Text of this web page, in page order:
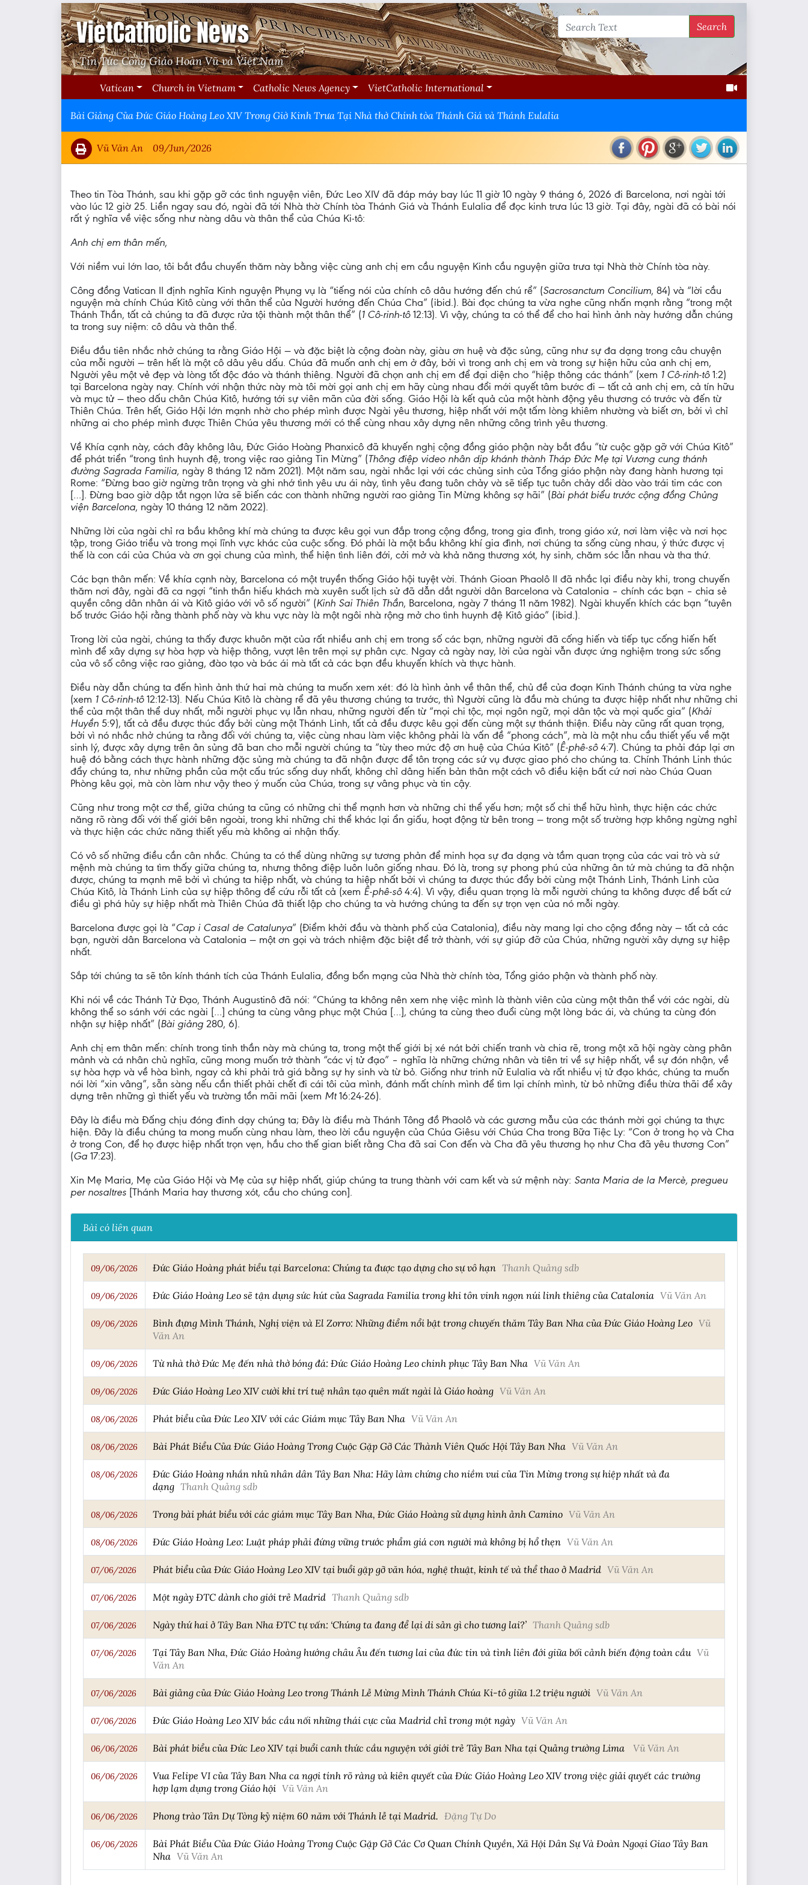
VietCatholic News
Tin Tức Công Giáo Hoàn Vũ và Việt Nam
Search
Vatican Church in Vietnam Catholic News Agency VietCatholic International
Bài Giảng Của Đức Giáo Hoàng Leo XIV Trong Giờ Kinh Trưa Tại Nhà thờ Chính tòa Thánh Giá và Thánh Eulalia
Vũ Văn An 09/Jun/2026
Theo tin Tòa Thánh, sau khi gặp gỡ các tình nguyện viên, Đức Leo XIV đã đáp máy bay lúc 11 giờ 10 ngày 9 tháng 6, 2026 đi Barcelona, nơi ngài tới
vào lúc 12 giờ 25. Liền ngay sau đó, ngài đã tới Nhà thờ Chính tòa Thánh Giá và Thánh Eulalia để đọc kinh trưa lúc 13 giờ. Tại đây, ngài đã có bài nói
rất ý nghĩa về việc sống như nàng dâu và thân thể của Chúa Ki-tô:
Anh chị em thân mến,
Với niềm vui lớn lao, tôi bắt đầu chuyến thăm này bằng việc cùng anh chị em cầu nguyện Kinh cầu nguyện giữa trưa tại Nhà thờ Chính tòa này.
Công đồng Vatican II định nghĩa Kinh nguyện Phụng vụ là “tiếng nói của chính cô dâu hướng đến chú rể” (Sacrosanctum Concilium, 84) và “lời cầu
nguyện mà chính Chúa Kitô cùng với thân thể của Người hướng đến Chúa Cha” (ibid.). Bài đọc chúng ta vừa nghe cũng nhấn mạnh rằng “trong một
Thánh Thần, tất cả chúng ta đã được rửa tội thành một thân thể” (1 Cô-rinh-tô 12:13). Vì vậy, chúng ta có thể để cho hai hình ảnh này hướng dẫn chúng
ta trong suy niệm: cô dâu và thân thể.
Điều đầu tiên nhắc nhở chúng ta rằng Giáo Hội — và đặc biệt là cộng đoàn này, giàu ơn huệ và đặc sủng, cũng như sự đa dạng trong câu chuyện
của mỗi người — trên hết là một cô dâu yêu dấu. Chúa đã muốn anh chị em ở đây, bởi vì trong anh chị em và trong sự hiện hữu của anh chị em,
Người yêu một vẻ đẹp và lòng tốt độc đáo và thánh thiêng. Người đã chọn anh chị em để đại diện cho “hiệp thông các thánh” (xem 1 Cô-rinh-tô 1:2)
tại Barcelona ngày nay. Chính với nhận thức này mà tôi mời gọi anh chị em hãy cùng nhau đổi mới quyết tâm bước đi — tất cả anh chị em, cả tín hữu
và mục tử — theo dấu chân Chúa Kitô, hướng tới sự viên mãn của đời sống. Giáo Hội là kết quả của một hành động yêu thương có trước và đến từ
Thiên Chúa. Trên hết, Giáo Hội lớn mạnh nhờ cho phép mình được Ngài yêu thương, hiệp nhất với một tấm lòng khiêm nhường và biết ơn, bởi vì chỉ
những ai cho phép mình được Thiên Chúa yêu thương mới có thể cùng nhau xây dựng nên những công trình yêu thương.
Về Khía cạnh này, cách đây không lâu, Đức Giáo Hoàng Phanxicô đã khuyến nghị cộng đồng giáo phận này bắt đầu “từ cuộc gặp gỡ với Chúa Kitô”
để phát triển “trong tình huynh đệ, trong việc rao giảng Tin Mừng” (Thông điệp video nhân dịp khánh thành Tháp Đức Mẹ tại Vương cung thánh
đường Sagrada Familia, ngày 8 tháng 12 năm 2021). Một năm sau, ngài nhắc lại với các chủng sinh của Tổng giáo phận này đang hành hương tại
Rome: “Đừng bao giờ ngừng trân trọng và ghi nhớ tình yêu ưu ái này, tình yêu đang tuôn chảy và sẽ tiếp tục tuôn chảy dồi dào vào trái tim các con
[…]. Đừng bao giờ dập tắt ngọn lửa sẽ biến các con thành những người rao giảng Tin Mừng không sợ hãi” (Bài phát biểu trước cộng đồng Chủng
viện Barcelona, ngày 10 tháng 12 năm 2022).
Những lời của ngài chỉ ra bầu không khí mà chúng ta được kêu gọi vun đắp trong cộng đồng, trong gia đình, trong giáo xứ, nơi làm việc và nơi học
tập, trong Giáo triều và trong mọi lĩnh vực khác của cuộc sống. Đó phải là một bầu không khí gia đình, nơi chúng ta sống cùng nhau, ý thức được vị
thế là con cái của Chúa và ơn gọi chung của mình, thể hiện tình liên đới, cởi mở và khả năng thương xót, hy sinh, chăm sóc lẫn nhau và tha thứ.
Các bạn thân mến: Về khía cạnh này, Barcelona có một truyền thống Giáo hội tuyệt vời. Thánh Gioan Phaolô II đã nhắc lại điều này khi, trong chuyến
thăm nơi đây, ngài đã ca ngợi “tinh thần hiếu khách mà xuyên suốt lịch sử đã dẫn dắt người dân Barcelona và Catalonia – chính các bạn – chia sẻ
quyền công dân nhân ái và Kitô giáo với vô số người” (Kinh Sai Thiên Thần, Barcelona, ngày 7 tháng 11 năm 1982). Ngài khuyến khích các bạn “tuyên
bố trước Giáo hội rằng thành phố này và khu vực này là một ngôi nhà rộng mở cho tình huynh đệ Kitô giáo” (ibid.).
Trong lời của ngài, chúng ta thấy được khuôn mặt của rất nhiều anh chị em trong số các bạn, những người đã cống hiến và tiếp tục cống hiến hết
mình để xây dựng sự hòa hợp và hiệp thông, vượt lên trên mọi sự phân cực. Ngay cả ngày nay, lời của ngài vẫn được ứng nghiệm trong sức sống
của vô số công việc rao giảng, đào tạo và bác ái mà tất cả các bạn đều khuyến khích và thực hành.
Điều này dẫn chúng ta đến hình ảnh thứ hai mà chúng ta muốn xem xét: đó là hình ảnh về thân thể, chủ đề của đoạn Kinh Thánh chúng ta vừa nghe
(xem 1 Cô-rinh-tô 12:12-13). Nếu Chúa Kitô là chàng rể đã yêu thương chúng ta trước, thì Người cũng là đầu mà chúng ta được hiệp nhất như những chi
thể của một thân thể duy nhất, mỗi người phục vụ lẫn nhau, những người đến từ “mọi chi tộc, mọi ngôn ngữ, mọi dân tộc và mọi quốc gia” (Khải
Huyền 5:9), tất cả đều được thúc đẩy bởi cùng một Thánh Linh, tất cả đều được kêu gọi đến cùng một sự thánh thiện. Điều này cũng rất quan trọng,
bởi vì nó nhắc nhở chúng ta rằng đối với chúng ta, việc cùng nhau làm việc không phải là vấn đề “phong cách”, mà là một nhu cầu thiết yếu về mặt
sinh lý, được xây dựng trên ân sủng đã ban cho mỗi người chúng ta “tùy theo mức độ ơn huệ của Chúa Kitô” (Ê-phê-sô4:7). Chúng ta phải đáp lại ơn
huệ đó bằng cách thực hành những đặc sủng mà chúng ta đã nhận được để tôn trọng các sứ vụ được giao phó cho chúng ta. Chính Thánh Linh thúc
đẩy chúng ta, như những phần của một cấu trúc sống duy nhất, không chỉ dâng hiến bản thân một cách vô điều kiện bất cứ nơi nào Chúa Quan
Phòng kêu gọi, mà còn làm như vậy theo ý muốn của Chúa, trong sự vâng phục và tin cậy.
Cũng như trong một cơ thể, giữa chúng ta cũng có những chi thể mạnh hơn và những chi thể yếu hơn; một số chi thể hữu hình, thực hiện các chức
năng rõ ràng đối với thế giới bên ngoài, trong khi những chi thể khác lại ẩn giấu, hoạt động từ bên trong — trong một số trường hợp không ngừng nghỉ
và thực hiện các chức năng thiết yếu mà không ai nhận thấy.
Có vô số những điều cần cân nhắc. Chúng ta có thể dùng những sự tương phản để minh họa sự đa dạng và tầm quan trọng của các vai trò và sứ
mệnh mà chúng ta tìm thấy giữa chúng ta, nhưng thông điệp luôn luôn giống nhau. Đó là, trong sự phong phú của những ân tứ mà chúng ta đã nhận
được, chúng ta mạnh mẽ bởi vì chúng ta hiệp nhất, và chúng ta hiệp nhất bởi vì chúng ta được thúc đẩy bởi cùng một Thánh Linh, Thánh Linh của
Chúa Kitô, là Thánh Linh của sự hiệp thông để cứu rỗi tất cả (xem Ê-phê-sô4:4). Vì vậy, điều quan trọng là mỗi người chúng ta không được để bất cứ
điều gì phá hủy sự hiệp nhất mà Thiên Chúa đã thiết lập cho chúng ta và hướng chúng ta đến sự trọn vẹn của nó mỗi ngày.
Barcelona được gọi là “Cap i Casal de Catalunya” (Điểm khởi đầu và thành phố của Catalonia), điều này mang lại cho cộng đồng này — tất cả các
bạn, người dân Barcelona và Catalonia — một ơn gọi và trách nhiệm đặc biệt để trở thành, với sự giúp đỡ của Chúa, những người xây dựng sự hiệp
nhất.
Sắp tới chúng ta sẽ tôn kính thánh tích của Thánh Eulalia, đồng bổn mạng của Nhà thờ chính tòa, Tổng giáo phận và thành phố này.
Khi nói về các Thánh Tử Đạo, Thánh Augustinô đã nói: “Chúng ta không nên xem nhẹ việc mình là thành viên của cùng một thân thể với các ngài, dù
không thể so sánh với các ngài […] chúng ta cùng vâng phục một Chúa […], chúng ta cùng theo đuổi cùng một lòng bác ái, và chúng ta cùng đón
nhận sự hiệp nhất” (Bài giảng 280, 6).
Anh chị em thân mến: chính trong tinh thần này mà chúng ta, trong một thế giới bị xé nát bởi chiến tranh và chia rẽ, trong một xã hội ngày càng phân
mảnh và cá nhân chủ nghĩa, cũng mong muốn trở thành “các vị tử đạo” – nghĩa là những chứng nhân và tiên tri về sự hiệp nhất, về sự đón nhận, về
sự hòa hợp và về hòa bình, ngay cả khi phải trả giá bằng sự hy sinh và từ bỏ. Giống như trinh nữ Eulalia và rất nhiều vị tử đạo khác, chúng ta muốn
nói lời “xin vâng”, sẵn sàng nếu cần thiết phải chết đi cái tôi của mình, đánh mất chính mình để tìm lại chính mình, từ bỏ những điều thừa thãi để xây
dựng trên những gì thiết yếu và trường tồn mãi mãi (xem Mt16:24-26).
Đây là điều mà Đấng chịu đóng đinh dạy chúng ta; Đây là điều mà Thánh Tông đồ Phaolô và các gương mẫu của các thánh mời gọi chúng ta thực
hiện. Đây là điều chúng ta mong muốn cùng nhau làm, theo lời cầu nguyện của Chúa Giêsu với Chúa Cha trong Bữa Tiệc Ly: “Con ở trong họ và Cha
ở trong Con, để họ được hiệp nhất trọn vẹn, hầu cho thế gian biết rằng Cha đã sai Con đến và Cha đã yêu thương họ như Cha đã yêu thương Con”
(Ga 17:23).
Xin Mẹ Maria, Mẹ của Giáo Hội và Mẹ của sự hiệp nhất, giúp chúng ta trung thành với cam kết và sứ mệnh này: Santa Maria de la Mercè, pregueu
per nosaltres [Thánh Maria hay thương xót, cầu cho chúng con].
Bài có liên quan
09/06/2026 Đức Giáo Hoàng phát biểu tại Barcelona: Chúng ta được tạo dựng cho sự vô hạn Thanh Quảng sdb
09/06/2026 Đức Giáo Hoàng Leo sẽ tận dụng sức hút của Sagrada Familia trong khi tôn vinh ngọn núi linh thiêng của Catalonia Vũ Văn An
09/06/2026 Bình đựng Mình Thánh, Nghị viện và El Zorro: Những điểm nổi bật trong chuyến thăm Tây Ban Nha của Đức Giáo Hoàng Leo Vũ
Văn An
09/06/2026 Từ nhà thờ Đức Mẹ đến nhà thờ bóng đá: Đức Giáo Hoàng Leo chinh phục Tây Ban Nha Vũ Văn An
09/06/2026 Đức Giáo Hoàng Leo XIV cười khi trí tuệ nhân tạo quên mất ngài là Giáo hoàng Vũ Văn An
08/06/2026 Phát biểu của Đức Leo XIV với các Giám mục Tây Ban Nha Vũ Văn An
08/06/2026 Bài Phát Biểu Của Đức Giáo Hoàng Trong Cuộc Gặp Gỡ Các Thành Viên Quốc Hội Tây Ban Nha Vũ Văn An
08/06/2026
Đức Giáo Hoàng nhắn nhủ nhân dân Tây Ban Nha: Hãy làm chứng cho niềm vui của Tin Mừng trong sự hiệp nhất và đa
dạng Thanh Quảng sdb
08/06/2026 Trong bài phát biểu với các giám mục Tây Ban Nha, Đức Giáo Hoàng sử dụng hình ảnh Camino Vũ Văn An
08/06/2026 Đức Giáo Hoàng Leo: Luật pháp phải đứng vững trước phẩm giá con người mà không bị hổ thẹn Vũ Văn An
07/06/2026 Phát biểu của Đức Giáo Hoàng Leo XIV tại buổi gặp gỡ văn hóa, nghệ thuật, kinh tế và thể thao ở Madrid Vũ Văn An
07/06/2026 Một ngày ĐTC dành cho giới trẻ Madrid Thanh Quảng sdb
07/06/2026 Ngày thứ hai ở Tây Ban Nha ĐTC tự vấn: ‘Chúng ta đang để lại di sản gì cho tương lai?’ Thanh Quảng sdb
07/06/2026 Tại Tây Ban Nha, Đức Giáo Hoàng hướng châu Âu đến tương lai của đức tin và tình liên đới giữa bối cảnh biến động toàn cầu Vũ
Văn An
07/06/2026 Bài giảng của Đức Giáo Hoàng Leo trong Thánh Lễ Mừng Mình Thánh Chúa Ki-tô giữa 1.2 triệu người Vũ Văn An
07/06/2026 Đức Giáo Hoàng Leo XIV bắc cầu nối những thái cực của Madrid chỉ trong một ngày Vũ Văn An
06/06/2026 Bài phát biểu của Đức Leo XIV tại buổi canh thức cầu nguyện với giới trẻ Tây Ban Nha tại Quảng trường Lima Vũ Văn An
06/06/2026
Vua Felipe VI của Tây Ban Nha ca ngợi tính rõ ràng và kiên quyết của Đức Giáo Hoàng Leo XIV trong việc giải quyết các trường
hợp lạm dụng trong Giáo hội Vũ Văn An
06/06/2026 Phong trào Tân Dự Tòng kỷ niệm 60 năm với Thánh lễ tại Madrid. Đặng Tự Do
06/06/2026
Bài Phát Biểu Của Đức Giáo Hoàng Trong Cuộc Gặp Gỡ Các Cơ Quan Chính Quyền, Xã Hội Dân Sự Và Đoàn Ngoại Giao Tây Ban
Nha Vũ Văn An